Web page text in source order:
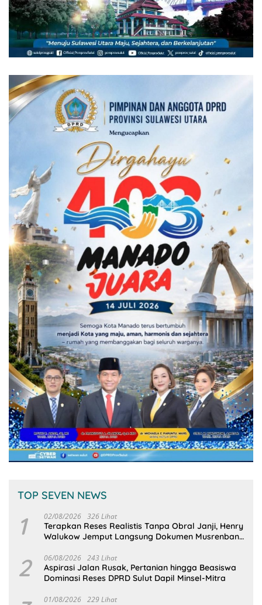
TOP SEVEN NEWS
1 02/08/2026 326 Lihat
Terapkan Reses Realistis Tanpa Obral Janji, Henry
Walukow Jemput Langsung Dokumen Musrenbang
2 06/08/2026 243 Lihat
Aspirasi Jalan Rusak, Pertanian hingga Beasiswa
Dominasi Reses DPRD Sulut Dapil Minsel-Mitra
01/08/2026 229 Lihat